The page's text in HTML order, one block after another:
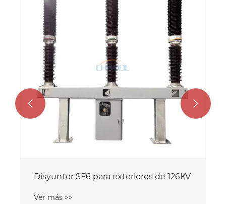
Disyuntor SF6 para exteriores de 126KV
Ver más >>
 